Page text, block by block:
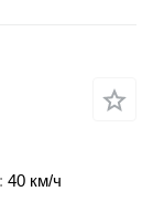
40 км/ч